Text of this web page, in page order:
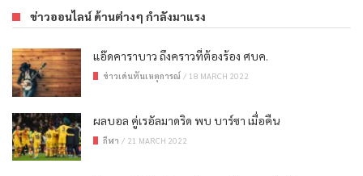
ข่าวออนไลน์ ด้านต่างๆ กำลังมาแรง
แอ๊ดคาราบาว ถึงคราวที่ต้องร้อง ศบค.
ข่าวเด่นทันเหตุการณ์ / 18 MARCH 2022
ผลบอล คู่เรอัลมาดริด พบ บาร์ซา เมื่อคืน
กีฬา / 21 MARCH 2022